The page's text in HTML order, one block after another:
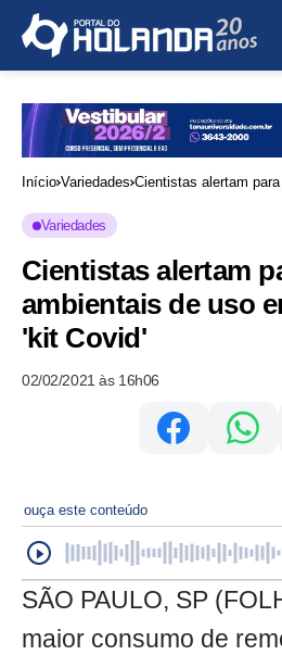
Início Variedades Cientistas alertam
Variedades
Cientistas alertam
ambientais de uso
'kit Covid'
02/02/2021 às 16h06
ouça este conteúdo
SÃO PAULO, SP
maior consumo de